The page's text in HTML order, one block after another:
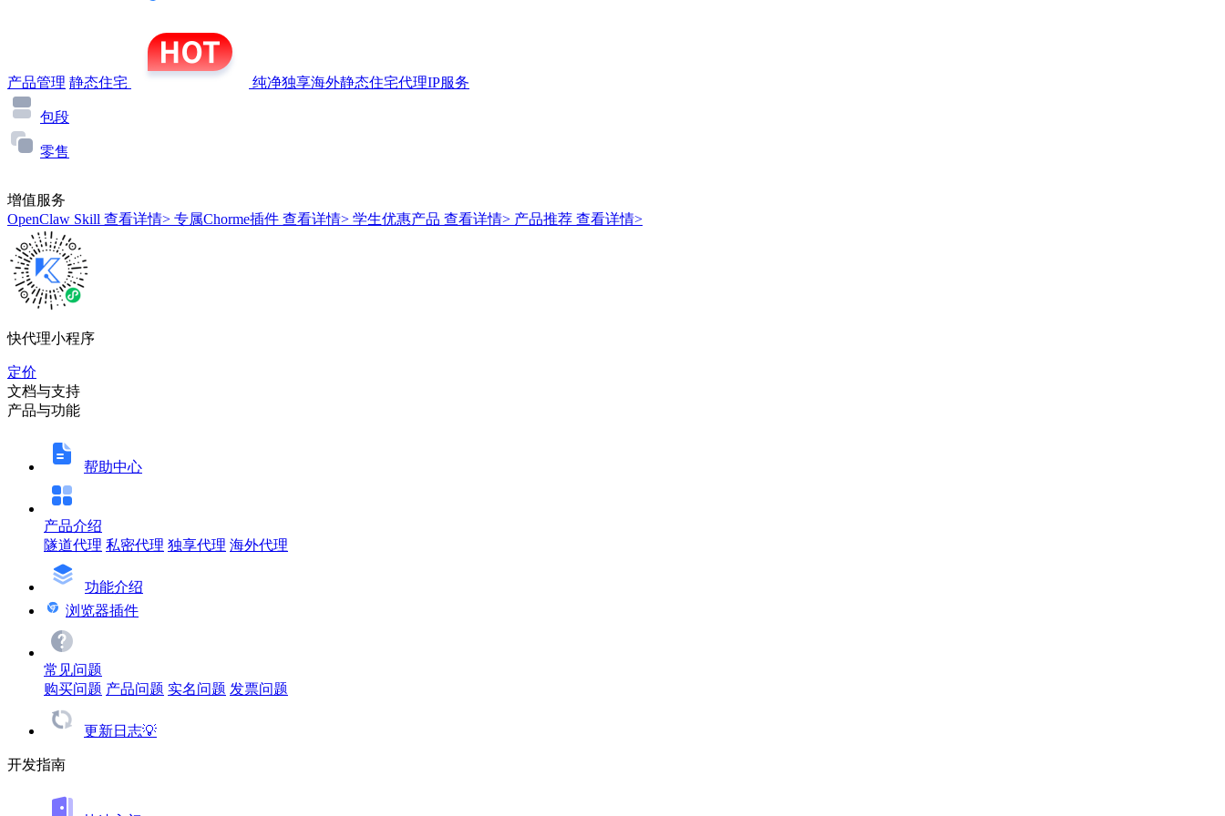
产品管理 静态住宅 纯净独享海外静态住宅代理IP服务
包段
零售
增值服务
OpenClaw Skill 查看详情> 专属Chorme插件 查看详情> 学生优惠产品 查看详情> 产品推荐 查看详情>
快代理小程序
定价
文档与支持
产品与功能
帮助中心
产品介绍
隧道代理 私密代理 独享代理 海外代理
功能介绍
浏览器插件
常见问题
购买问题 产品问题 实名问题 发票问题
更新日志💡
开发指南